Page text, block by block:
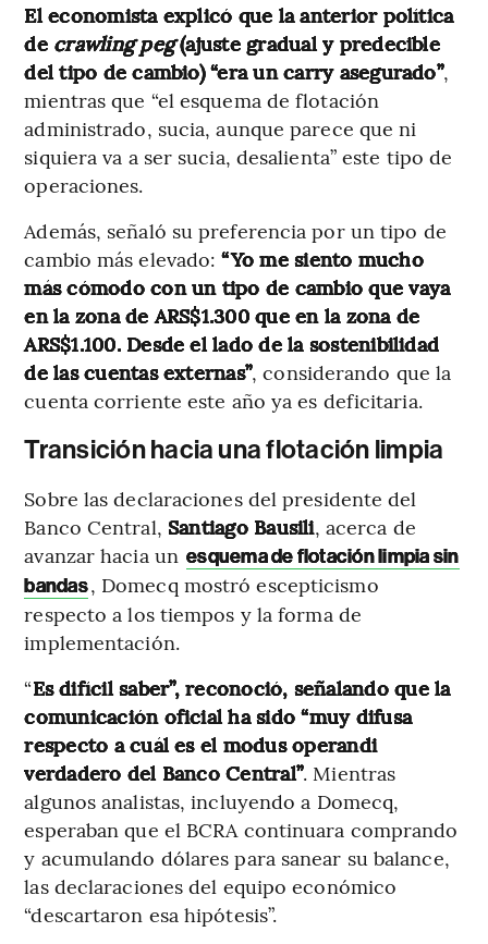
El economista explicó que la anterior política
de crawling peg(ajuste gradual y predecible
del tipo de cambio) “era un carry asegurado”,
mientras que “el esquema de flotación
administrado, sucia, aunque parece que ni
siquiera va a ser sucia, desalienta” este tipo de
operaciones.
Además, señaló su preferencia por un tipo de
cambio más elevado:“Yo me siento mucho
más cómodo con un tipo de cambio que vaya
en la zona de ARS$1.300 que en la zona de
ARS$1.100. Desde el lado de la sostenibilidad
de las cuentas externas”, considerando que la
cuenta corriente este año ya es deficitaria.
Transición hacia una flotación limpia
Sobre las declaraciones del presidente del
Banco Central, Santiago Bausili, acerca de
avanzar hacia un esquema de flotación limpia sin
bandas, Domecq mostró escepticismo
respecto a los tiempos y la forma de
implementación.
“Es difícil saber”, reconoció, señalando que la
comunicación oficial ha sido “muy difusa
respecto a cuál es el modus operandi
verdadero del Banco Central”. Mientras
algunos analistas, incluyendo a Domecq,
esperaban que el BCRA continuara comprando
y acumulando dólares para sanear su balance,
las declaraciones del equipo económico
“descartaron esa hipótesis”.